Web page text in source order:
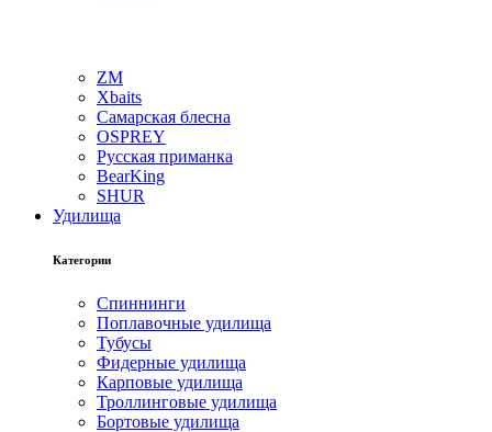
ZM
Xbaits
Самарская блесна
OSPREY
Русская приманка
BearKing
SHUR
Удилища
Категории
Спиннинги
Поплавочные удилища
Тубусы
Фидерные удилища
Карповые удилища
Троллинговые удилища
Бортовые удилища